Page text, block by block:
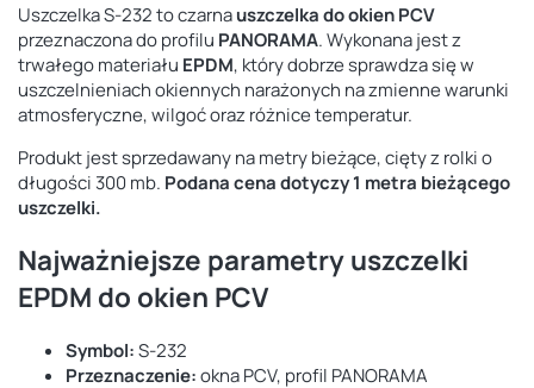
Uszczelka S-232 to czarnauszczelka do okien PCV
przeznaczona do profilu PANORAMA. Wykonana jest z
trwałego materiału EPDM, który dobrze sprawdza się w
uszczelnieniach okiennych narażonych na zmienne warunki
atmosferyczne, wilgoć oraz różnice temperatur.
Produkt jest sprzedawany na metry bieżące, cięty z rolki o
długości 300 mb. Podana cena dotyczy 1 metra bieżącego
uszczelki.
Najważniejsze parametry uszczelki
EPDM do okien PCV
Symbol:S-232
Przeznaczenie:okna PCV, profil PANORAMA